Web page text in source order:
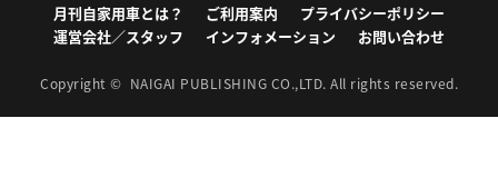
月刊自家用車とは？ ご利用案内
プライバシーポリシー
運営会社／スタッフ
インフォメーション お問い合わせ
Copyright © NAIGAI PUBLISHING CO.,LTD. All rights reserved.